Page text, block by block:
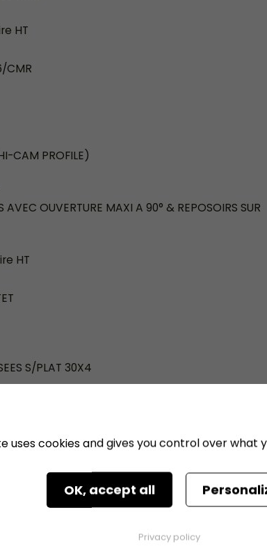
HT
CMR
CAM PROFILE)
AVEC OUVERTURE MAXI A 90° & REPOSOIRS SUR
HT
S/PLAT 30X4
uses cookies and gives you control over what
OK, accept all
Privacy policy